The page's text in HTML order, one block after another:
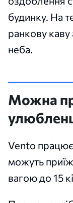
будинку. На
ранкову каву
неба.
Можна
Vento
можуть
вагою до 15